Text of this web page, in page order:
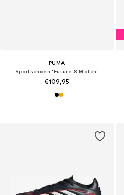
PUMA
Sportschoen 'Future 8 Match'
€109,95